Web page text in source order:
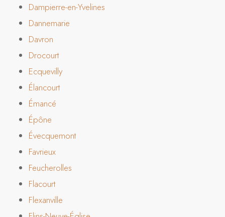
Dampierre-en-Yvelines
Dannemarie
Davron
Drocourt
Ecquevilly
Élancourt
Émancé
Épône
Évecquemont
Favrieux
Feucherolles
Flacourt
Flexanville